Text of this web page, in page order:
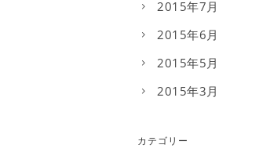
2015年7月
2015年6月
2015年5月
2015年3月
カテゴリー